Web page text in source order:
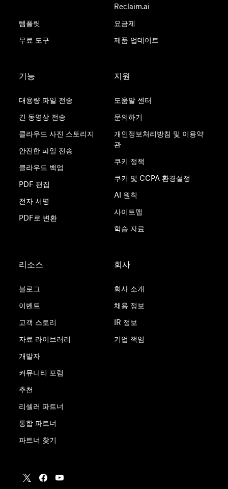
템플릿
무료 도구
Reclaim.ai
요금제
제품 업데이트
기능
대용량 파일 전송
긴 동영상 전송
클라우드 사진 스토리지
안전한 파일 전송
클라우드 백업
PDF 편집
전자 서명
PDF로 변환
지원
도움말 센터
문의하기
개인정보처리방침 및 이용약
관
쿠키 정책
쿠키 및 CCPA 환경설정
AI 원칙
사이트맵
학습 자료
리소스
블로그
이벤트
고객 스토리
자료 라이브러리
개발자
커뮤니티 포럼
추천
리셀러 파트너
통합 파트너
파트너 찾기
회사
회사 소개
채용 정보
IR 정보
기업 책임